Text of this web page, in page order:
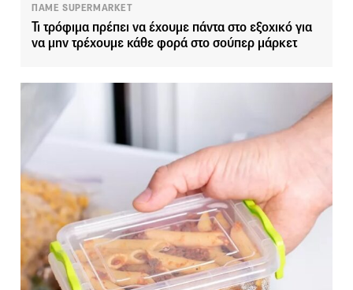
ΠΑΜΕ SUPERMARKET
Τι τρόφιμα πρέπει να έχουμε πάντα στο εξοχικό για
να μην τρέχουμε κάθε φορά στο σούπερ μάρκετ